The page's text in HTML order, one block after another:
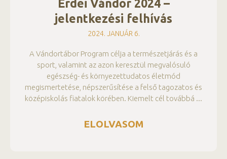
Erdei Vándor 2024 –
jelentkezési felhívás
2024. JANUÁR 6.
A Vándortábor Program célja a természetjárás és a
sport, valamint az azon keresztül megvalósuló
egészség- és környezettudatos életmód
megismertetése, népszerűsítése a felső tagozatos és
középiskolás fiatalok körében. Kiemelt cél továbbá
ELOLVASOM